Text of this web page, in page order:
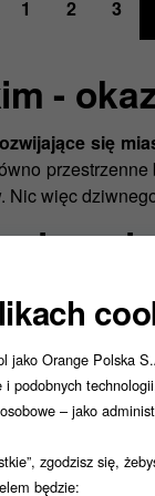
1 2 3
-
się
więc
oraz
– stale
czy Gniezno
od tego,
potrzeb.
jako Orange Polska
i podobnych
– jako
zgodzisz się,
będzie: